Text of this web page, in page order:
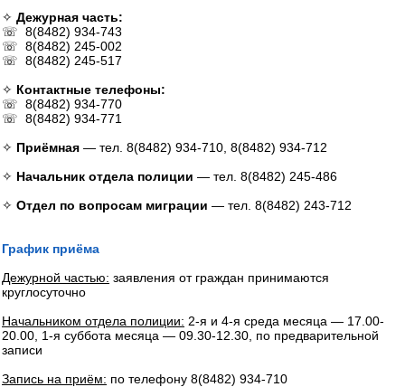
✧ Дежурная часть:
☏ 8(8482) 934-743
☏ 8(8482) 245-002
☏ 8(8482) 245-517
✧ Контактные телефоны:
☏ 8(8482) 934-770
☏ 8(8482) 934-771
✧ Приёмная — тел. 8(8482) 934-710, 8(8482) 934-712
✧ Начальник отдела полиции — тел. 8(8482) 245-486
✧ Отдел по вопросам миграции — тел. 8(8482) 243-712
График приёма
Дежурной частью: заявления от граждан принимаются
круглосуточно
Начальником отдела полиции: 2-я и 4-я среда месяца — 17.00-
20.00, 1-я суббота месяца — 09.30-12.30, по предварительной
записи
Запись на приём: по телефону 8(8482) 934-710